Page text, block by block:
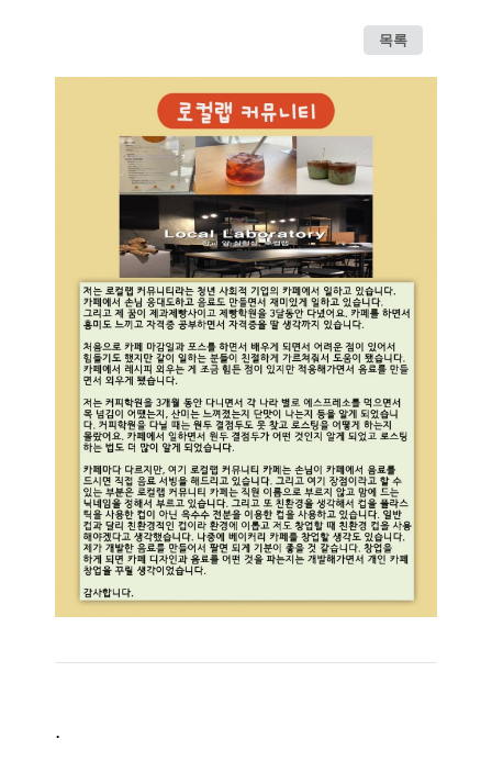
목록
.